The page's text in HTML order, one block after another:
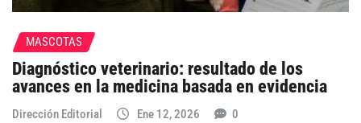
MASCOTAS
Diagnóstico veterinario: resultado de los
avances en la medicina basada en evidencia
Dirección Editorial Ene 12, 2026 0